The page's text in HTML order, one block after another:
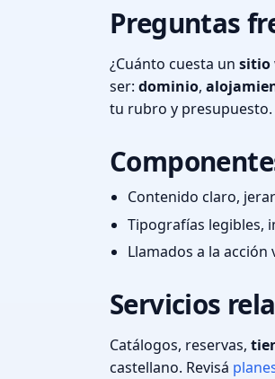
Preguntas
¿Cuánto cuesta un sitio
ser: dominio,
tu rubro y presupuesto.
Contenido claro,
Tipografías legibles,
Llamados a la
Servicios
Catálogos, reservas,
castellano. Revisá